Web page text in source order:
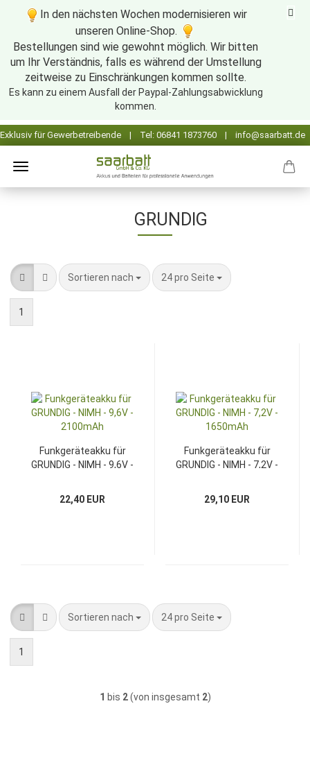
In den nächsten Wochen modernisieren wir
unseren Online-Shop.
Bestellungen sind wie gewohnt möglich. Wir bitten
um Ihr Verständnis, falls es während der Umstellung
zeitweise zu Einschränkungen kommen sollte.
Es kann zu einem Ausfall der Paypal-Zahlungsabwicklung
kommen.
GRUNDIG
Sortieren nach
Sortieren nach 24 pro Seite
pro Seite
1
Funkgeräteakku für
GRUNDIG - NIMH - 9,6V -
22,40 EUR
Funkgeräteakku für
GRUNDIG - NIMH - 7,2V -
29,10 EUR
Sortieren nach
Sortieren nach 24 pro Seite
pro Seite
1
1 bis 2(von insgesamt 2)